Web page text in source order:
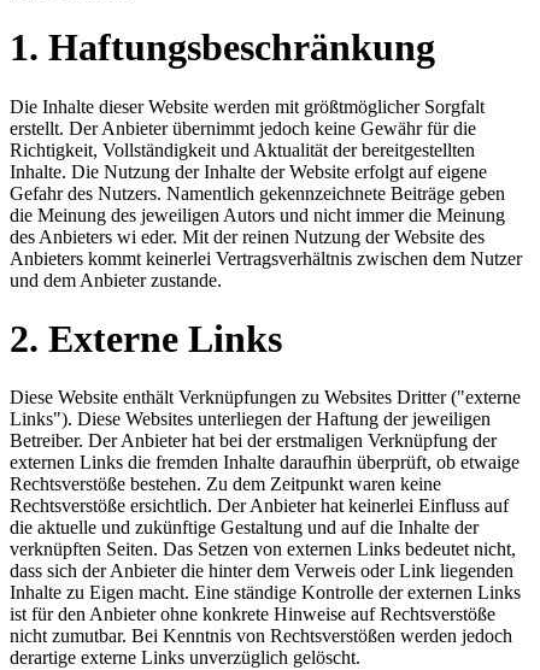
1. Haftungsbeschränkung
Die Inhalte dieser Website werden mit größtmöglicher Sorgfalt
erstellt. Der Anbieter übernimmt jedoch keine Gewähr für die
Richtigkeit, Vollständigkeit und Aktualität der bereitgestellten
Inhalte. Die Nutzung der Inhalte der Website erfolgt auf eigene
Gefahr des Nutzers. Namentlich gekennzeichnete Beiträge geben
die Meinung des jeweiligen Autors und nicht immer die Meinung
des Anbieters wi eder. Mit der reinen Nutzung der Website des
Anbieters kommt keinerlei Vertragsverhältnis zwischen dem Nutzer
und dem Anbieter zustande.
2. Externe Links
Diese Website enthält Verknüpfungen zu Websites Dritter ("externe
Links"). Diese Websites unterliegen der Haftung der jeweiligen
Betreiber. Der Anbieter hat bei der erstmaligen Verknüpfung der
externen Links die fremden Inhalte daraufhin überprüft, ob etwaige
Rechtsverstöße bestehen. Zu dem Zeitpunkt waren keine
Rechtsverstöße ersichtlich. Der Anbieter hat keinerlei Einfluss auf
die aktuelle und zukünftige Gestaltung und auf die Inhalte der
verknüpften Seiten. Das Setzen von externen Links bedeutet nicht,
dass sich der Anbieter die hinter dem Verweis oder Link liegenden
Inhalte zu Eigen macht. Eine ständige Kontrolle der externen Links
ist für den Anbieter ohne konkrete Hinweise auf Rechtsverstöße
nicht zumutbar. Bei Kenntnis von Rechtsverstößen werden jedoch
derartige externe Links unverzüglich gelöscht.